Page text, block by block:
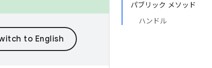
パブリック メソッド
ハンドル